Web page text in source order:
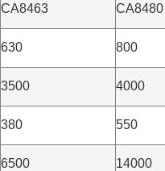
CA8463 CA8480
630 800
3500 4000
380 550
6500 14000